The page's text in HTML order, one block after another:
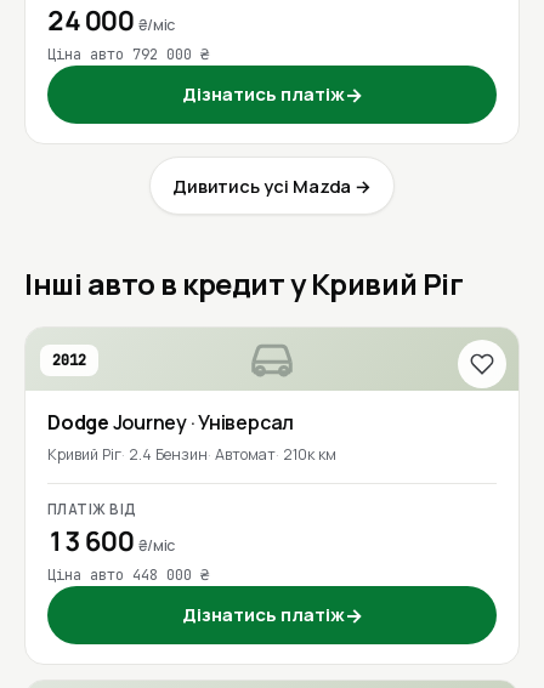
24 000 ₴/міс
Ціна авто 792 000 ₴
Дізнатись платіж→
Дивитись усі Mazda →
Інші авто в кредит у Кривий Ріг
2012
DodgeJourney· Універсал
Кривий Ріг 2.4 Бензин Автомат 210к км
ПЛАТІЖ ВІД
13 600 ₴/міс
Ціна авто 448 000 ₴
Дізнатись платіж→